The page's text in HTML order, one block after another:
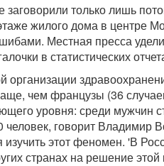
заговорили только лишь
жилого дома в центре
Местная пресса
в статистических
чем французы (36
уровня: среди мужчин
человек, говорит Владимир
этот феномен. 'В
странах на решение